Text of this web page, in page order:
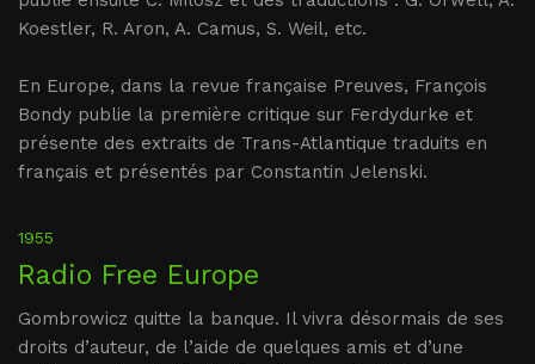
Koestler, R. Aron, A. Camus, S. Weil, etc.
En Europe, dans la revue française Preuves, François
Bondy publie la première critique sur Ferdydurke et
présente des extraits de Trans-Atlantique traduits en
français et présentés par Constantin Jelenski.
1955
Radio Free Europe
Gombrowicz quitte la banque. Il vivra désormais de ses
droits d’auteur, de l’aide de quelques amis et d’une